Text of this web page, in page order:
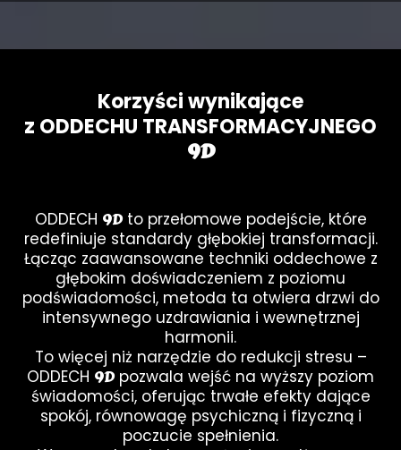
Korzyści wynikające
z ODDECHU TRANSFORMACYJNEGO
9D
ODDECH 9Dto przełomowe podejście, które
redefiniuje standardy głębokiej transformacji.
Łącząc zaawansowane techniki oddechowe z
głębokim doświadczeniem z poziomu
podświadomości, metoda ta otwiera drzwi do
intensywnego uzdrawiania i wewnętrznej
harmonii.
To więcej niż narzędzie do redukcji stresu –
ODDECH 9D pozwala wejść na wyższy poziom
świadomości, oferując trwałe efekty dające
spokój, równowagę psychiczną i fizyczną i
poczucie spełnienia.